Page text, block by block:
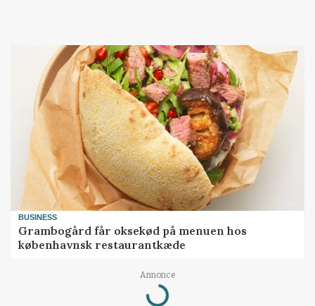
BUSINESS
Grambogård får oksekød på menuen hos
københavnsk restaurantkæde
Annonce
Loading...